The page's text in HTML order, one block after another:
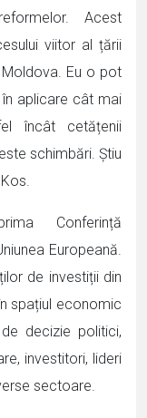
Acest
viitor al țării
Eu o pot
aplicare cât mai
încât cetățenii
schimbări. Știu
Conferință
Europeană.
de investiții din
spațiul economic
decizie politici,
investitori, lideri
sectoare.